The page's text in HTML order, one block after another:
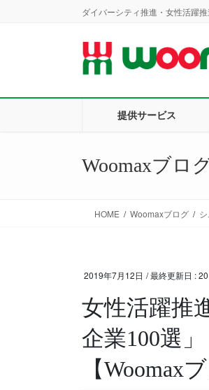
ダイバーシティ推進・女性活躍
提供サービス
Woomaxブロ
HOME Woomaxブログ
2019年7月12日 / 最終更新日 :
女性活躍推
企業100選
【Woomax